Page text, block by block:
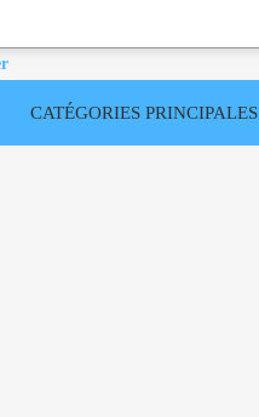
CATÉGORIES PRINCIPALES